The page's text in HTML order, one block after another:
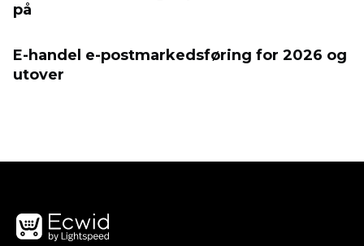
på
E-handel e-postmarkedsføring for 2026 og
utover